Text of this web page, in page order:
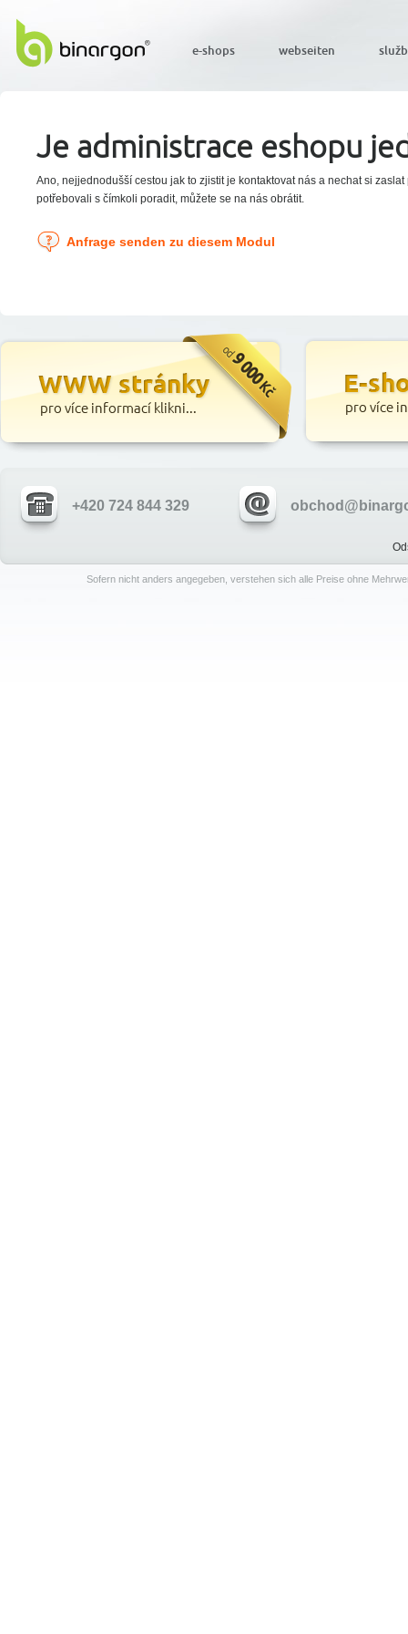
Je administrace eshopu
Ano, nejjednodušší cestou jak to zjistit je kontaktovat nás a nechat si
potřebovali s čímkoli poradit, můžete se na nás obrátit.
Anfrage senden zu diesem Modul
+420 724 844 329
Sofern nicht anders angegeben, verstehen sich alle Preise ohne
e-shops webseiten